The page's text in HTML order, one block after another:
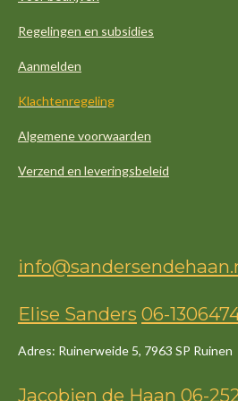
Regelingen en subsidies
Aanmelden
Klachtenregeling
Algemene voorwaarden
Verzend en leveringsbeleid
Elise Sanders 06-
Adres: Ruinerweide 5, 7963 SP Ruinen
Jacobien de Haan 06-